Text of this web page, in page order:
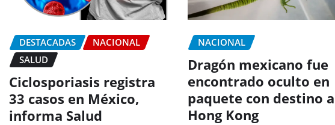
DESTACADAS
NACIONAL
SALUD
Ciclosporiasis registra
33 casos en México,
informa Salud
NACIONAL
Dragón mexicano fue
encontrado oculto en
paquete con destino a
Hong Kong